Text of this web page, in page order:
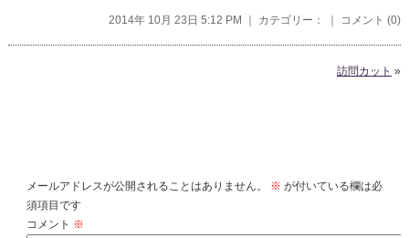
2014年 10月 23日 5:12 PM ｜ カテゴリー： ｜ コメント (0)
訪問カット »
メールアドレスが公開されることはありません。 ※ が付いている欄は必
須項目です
コメント ※